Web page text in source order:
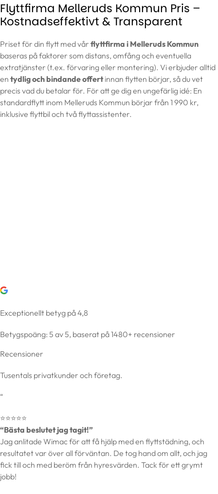
Flyttfirma Melleruds Kommun Pris –
Kostnadseffektivt & Transparent
Priset för din flytt med vår flyttfirma i Melleruds Kommun
baseras på faktorer som distans, omfång och eventuella
extratjänster (t.ex. förvaring eller montering). Vi erbjuder alltid
en tydlig och bindande offertinnan flytten börjar, så du vet
precis vad du betalar för. För att ge dig en ungefärlig idé: En
standardflytt inom Melleruds Kommun börjar från 1 990 kr,
inklusive flyttbil och två flyttassistenter.
Exceptionellt betyg på 4,8
Betygspoäng: 5 av 5, baserat på 1480+ recensioner
Recensioner
Tusentals privatkunder och företag.
“
⭐️⭐️⭐️⭐️⭐️
“Bästa beslutet jag tagit!”
Jag anlitade Wimac för att få hjälp med en flyttstädning, och
resultatet var över all förväntan. De tog hand om allt, och jag
fick till och med beröm från hyresvärden. Tack för ett grymt
jobb!